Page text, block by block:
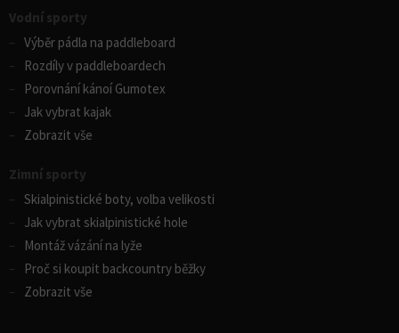
Vodní sporty
Výběr pádla na paddleboard
Rozdíly v paddleboardech
Porovnání kánoí Gumotex
Jak vybrat kajak
Zobrazit vše
Zimní sporty
Skialpinistické boty, volba velikosti
Jak vybrat skialpinistické hole
Montáž vázání na lyže
Proč si koupit backcountry běžky
Zobrazit vše